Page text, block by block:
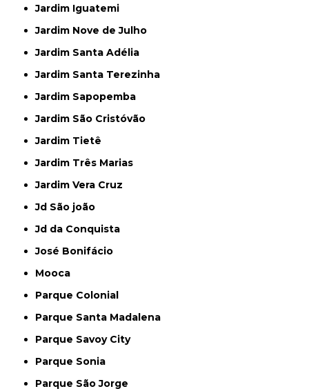
Jardim Iguatemi
Jardim Nove de Julho
Jardim Santa Adélia
Jardim Santa Terezinha
Jardim Sapopemba
Jardim São Cristóvão
Jardim Tietê
Jardim Três Marias
Jardim Vera Cruz
Jd São joão
Jd da Conquista
José Bonifácio
Mooca
Parque Colonial
Parque Santa Madalena
Parque Savoy City
Parque Sonia
Parque São Jorge